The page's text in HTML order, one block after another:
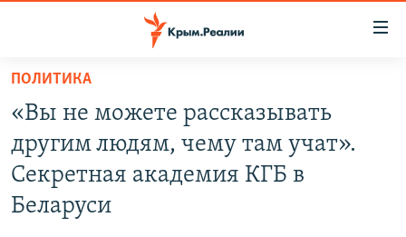
Вернуться
основному
содержанию
Вернутся
главной
ВОДА
ИСТОРИЯ
ПОЛИТИКА
«Вы не можете рассказывать
другим людям, чему там учат».
Секретная академия КГБ в
Беларуси